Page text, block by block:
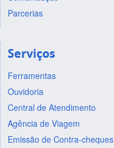
Parcerias
Serviços
Ferramentas
Ouvidoria
Central de Atendimento
Agência de Viagem
Emissão de Contra-cheques